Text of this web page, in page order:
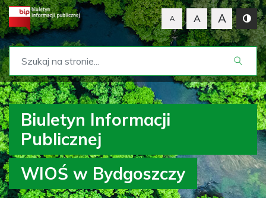
A A A
Biuletyn Informacji
Publicznej
WIOŚ w Bydgoszczy